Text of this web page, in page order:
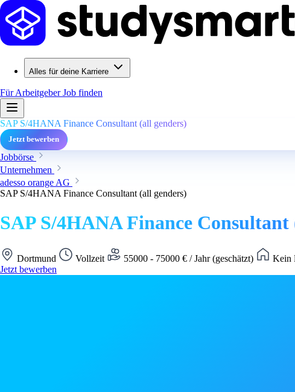
Alles für deine Karriere
Für ArbeitgeberJob finden
SAP S/4HANA Finance Consultant (all genders)
Jetzt bewerben
Jobbörse
Unternehmen
adesso orange AG
SAP S/4HANA Finance Consultant (all genders)
SAP S/4HANA Finance Consultant
Dortmund Vollzeit 55000 - 75000 € / Jahr (geschätzt)
Kein
Jetzt bewerben